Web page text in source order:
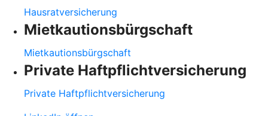
Hausratversicherung
Mietkautionsbürgschaft
Mietkautionsbürgschaft
Private Haftpflichtversicherung
Private Haftpflichtversicherung